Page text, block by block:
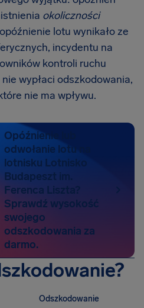
okoliczności
lotu wynikało ze
incydentu na
kontroli ruchu
wypłaci odszkodowania,
nie ma wpływu.
Opóźnienie lub
odwołanie lotu na
lotnisku Lotnisko
Budapeszt im.
Ferenca Liszta?
Sprawdź wysokość
swojego
odszkodowania za
darmo.
Odszkodowanie